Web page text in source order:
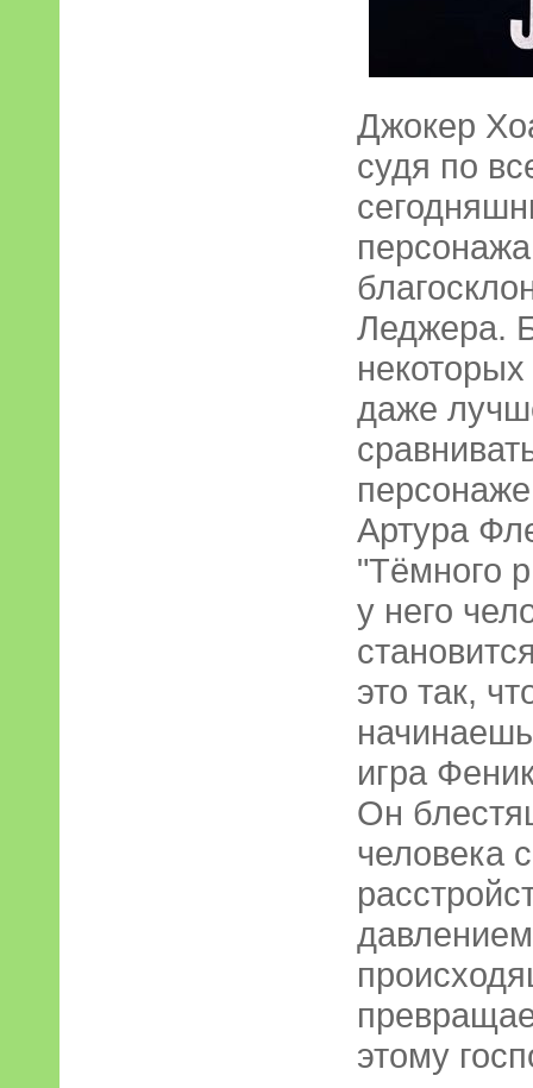
Джокер
судя по
Леджера.
даже
Артура
"Тёмного
у него
это так,
игра
Он
человека
этому